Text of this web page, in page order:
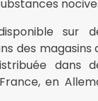
sur
des magasins
dans
en